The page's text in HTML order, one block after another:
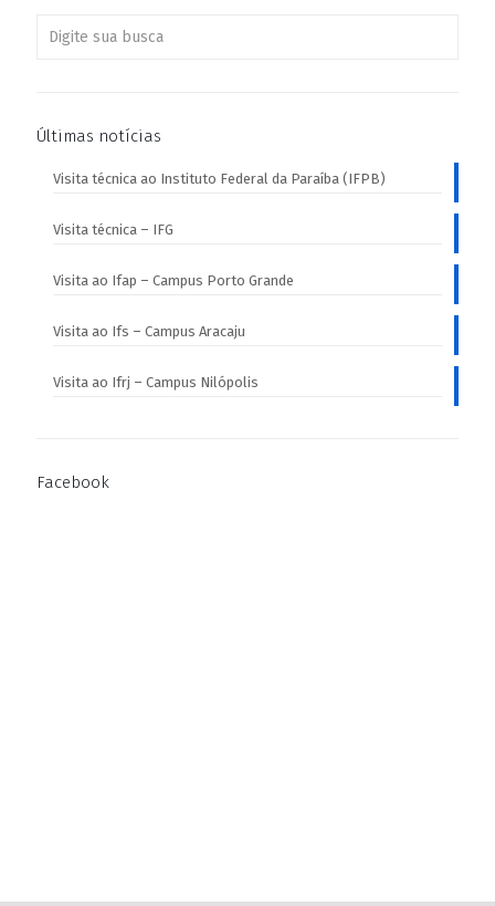
Últimas notícias
Visita técnica ao Instituto Federal da Paraíba (IFPB)
Visita técnica – IFG
Visita ao Ifap – Campus Porto Grande
Visita ao Ifs – Campus Aracaju
Visita ao Ifrj – Campus Nilópolis
Facebook